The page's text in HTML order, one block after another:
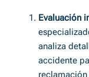
Evaluación
analiza
accidente